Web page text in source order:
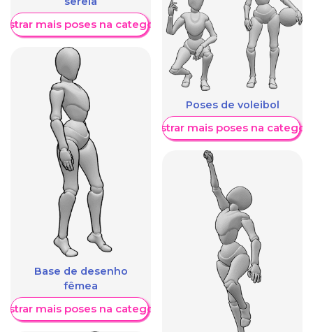
mais poses na categoria
Base de desenho
fêmea
mais poses na categoria
Poses de voleibol
Mostrar mais poses na